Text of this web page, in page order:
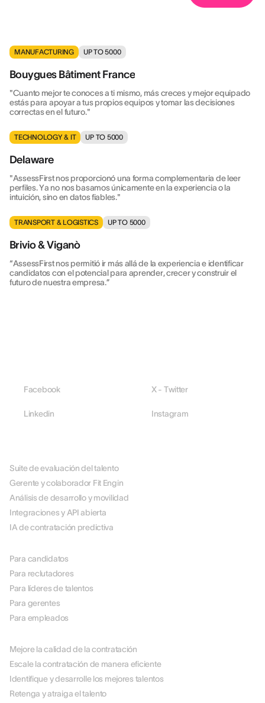
MANUFACTURING UP TO 5000
Bouygues Bâtiment France
"Cuanto mejor te conoces a ti mismo, más creces y mejor equipado
estás para apoyar a tus propios equipos y tomar las decisiones
correctas en el futuro."
TECHNOLOGY & IT UP TO 5000
Delaware
"AssessFirst nos proporcionó una forma complementaria de leer
perfiles. Ya no nos basamos únicamente en la experiencia o la
intuición, sino en datos fiables."
TRANSPORT & LOGISTICS UP TO 5000
Brivio & Viganò
“AssessFirst nos permitió ir más allá de la experiencia e identificar
candidatos con el potencial para aprender, crecer y construir el
futuro de nuestra empresa.”
Facebook X - Twitter
Linkedin Instagram
Suite de evaluación del talento
Gerente y colaborador Fit Engin
Análisis de desarrollo y movilidad
Integraciones y API abierta
IA de contratación predictiva
Para candidatos
Para reclutadores
Para líderes de talentos
Para gerentes
Para empleados
Mejore la calidad de la contratación
Escale la contratación de manera eficiente
Identifique y desarrolle los mejores talentos
Retenga y atraiga el talento